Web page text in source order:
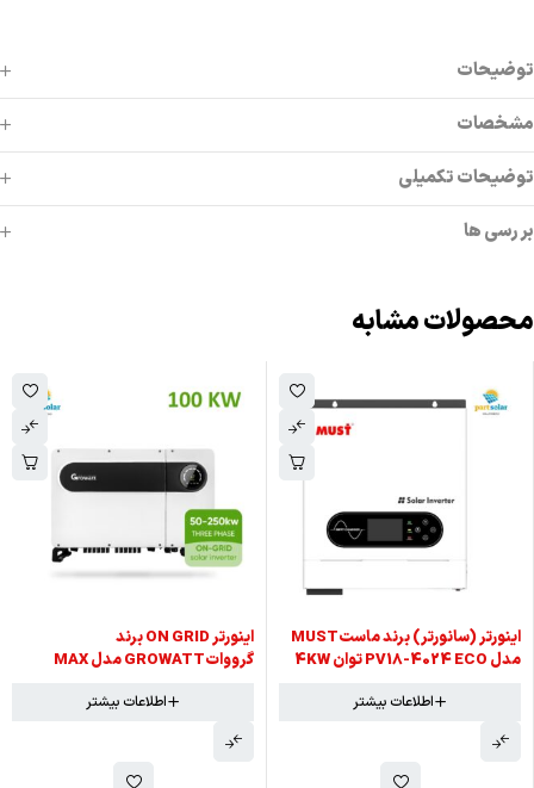
توضیحات
مشخصات
توضیحات تکمیلی
بررسی ها
محصولات مشابه
اینورتر (سانورتر) برند ماستMUST
مدل PV18-4024 ECO توان 4KW
اطلاعات بیشتر
اینورتر ON GRID برند
گروواتGROWATT مدل MAX
اطلاعات بیشتر